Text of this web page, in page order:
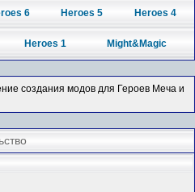
6 Heroes 5 Heroes 4
Heroes 1 Might&Magic
создания модов для Героев Меча и